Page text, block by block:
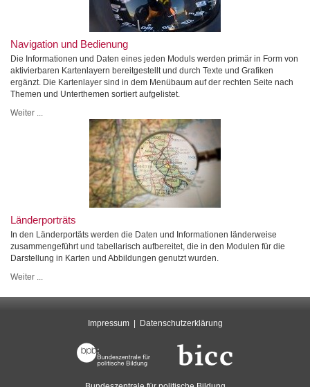
Navigation und Bedienung
Die Informationen und Daten eines jeden Moduls werden primär in Form von
aktivierbaren Kartenlayern bereitgestellt und durch Texte und Grafiken
ergänzt. Die Kartenlayer sind in dem Menübaum auf der rechten Seite nach
Themen und Unterthemen sortiert aufgelistet.
Weiter ...
Länderporträts
In den Länderportäts werden die Daten und Informationen länderweise
zusammengeführt und tabellarisch aufbereitet, die in den Modulen für die
Darstellung in Karten und Abbildungen genutzt wurden.
Weiter ...
Impressum Datenschutzerklärung